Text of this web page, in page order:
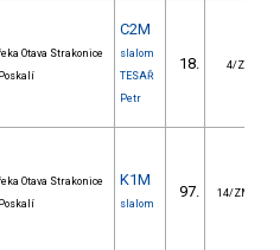
Otava Strakonice
Poskalí
C2M
slalom
TESAŘ
Petr
18. 4/ZS
Otava Strakonice
Poskalí
K1M
slalom
97. 14/ZM